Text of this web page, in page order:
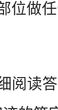
位做
读答